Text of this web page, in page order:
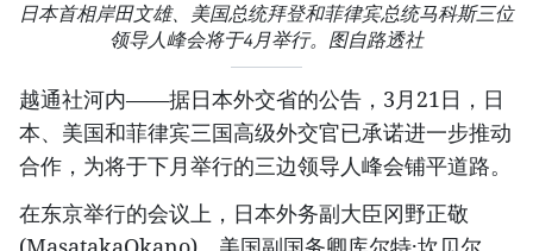
日本首相岸田文雄、美国总统拜登和菲律宾总统马科斯三位
领导人峰会将于4月举行。图自路透社
越通社河内——据日本外交省的公告，3月21日，日
本、美国和菲律宾三国高级外交官已承诺进一步推动
合作，为将于下月举行的三边领导人峰会铺平道路。
在东京举行的会议上，日本外务副大臣冈野正敬